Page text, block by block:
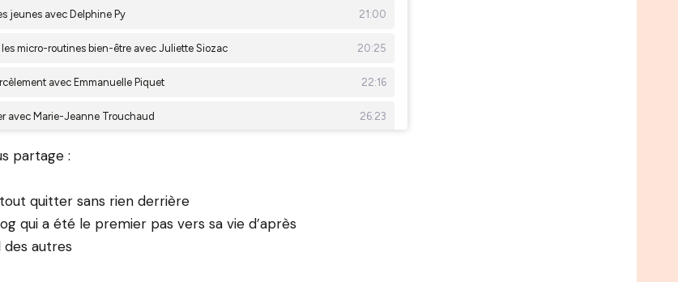
partage :
quitter sans rien derrière
qui a été le premier pas vers sa vie d’après
des autres